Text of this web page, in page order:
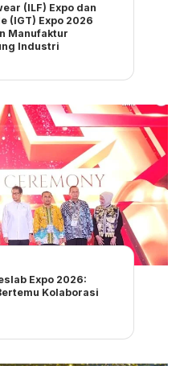
(ILF) Expo dan
(IGT) Expo 2026
Manufaktur
Industri
Expo 2026:
Kolaborasi